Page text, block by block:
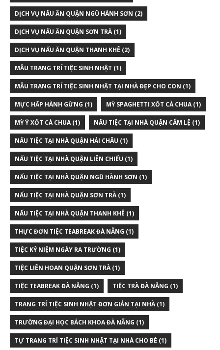
DỊCH VỤ NẤU ĂN QUẬN NGŨ HÀNH SƠN (2)
DỊCH VỤ NẤU ĂN QUẬN SƠN TRÀ(1)
DỊCH VỤ NẤU ĂN QUẬN THANH KHÊ (2)
MẪU TRANG TRÍ TIỆC SINH NHẬT (1)
MẪU TRANG TRÍ TIỆC SINH NHẬT TẠI NHÀ ĐẸP CHO CON (1)
MỰC HẤP HÀNH GỪNG (1) MỲ SPAGHETTI XỐT CÀ CHUA(1)
MỲ Ý XỐT CÀ CHUA(1) NẤU TIỆC TẠI NHÀ QUẬN CẨM LỆ (1)
NẤU TIỆC TẠI NHÀ QUẬN HẢI CHÂU (1)
NẤU TIỆC TẠI NHÀ QUẬN LIÊN CHIỂU (1)
NẤU TIỆC TẠI NHÀ QUẬN NGŨ HÀNH SƠN (1)
NẤU TIỆC TẠI NHÀ QUẬN SƠN TRÀ(1)
NẤU TIỆC TẠI NHÀ QUẬN THANH KHÊ (1)
THỰC ĐƠN TIỆC TEABREAK ĐÀ NẴNG (1)
TIỆC KỶ NIỆM NGÀY RA TRƯỜNG (1)
TIỆC LIÊN HOAN QUẬN SƠN TRÀ(1)
TIỆC TEABREAK ĐÀ NẴNG (1) TIỆC TRÀ ĐÀ NẴNG (1)
TRANG TRÍ TIỆC SINH NHẬT ĐƠN GIẢN TẠI NHÀ(1)
TRƯỜNG ĐẠI HỌC BÁCH KHOA ĐÀ NẴNG (1)
TỰ TRANG TRÍ TIỆC SINH NHẬT TẠI NHÀ CHO BÉ (1)